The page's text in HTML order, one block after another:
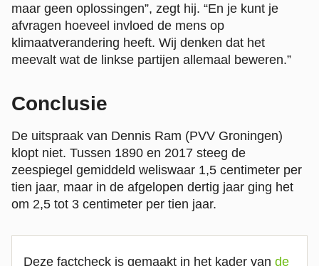
maar geen oplossingen”, zegt hij. “En je kunt je
afvragen hoeveel invloed de mens op
klimaatverandering heeft. Wij denken dat het
meevalt wat de linkse partijen allemaal beweren.”
Conclusie
De uitspraak van Dennis Ram (PVV Groningen)
klopt niet. Tussen 1890 en 2017 steeg de
zeespiegel gemiddeld weliswaar 1,5 centimeter per
tien jaar, maar in de afgelopen dertig jaar ging het
om 2,5 tot 3 centimeter per tien jaar.
Deze factcheck is gemaakt in het kader van de